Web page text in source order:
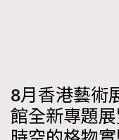
8月香港藝術
館全新專題